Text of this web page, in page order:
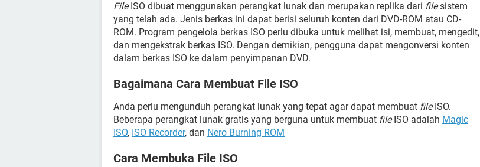
FileISO dibuat menggunakan perangkat lunak dan merupakan replika dari filesistem
yang telah ada. Jenis berkas ini dapat berisi seluruh konten dari DVD-ROM atau CD-
ROM. Program pengelola berkas ISO perlu dibuka untuk melihat isi, membuat, mengedit,
dan mengekstrak berkas ISO. Dengan demikian, pengguna dapat mengonversi konten
dalam berkas ISO ke dalam penyimpanan DVD.
Bagaimana Cara Membuat File ISO
Anda perlu mengunduh perangkat lunak yang tepat agar dapat membuat fileISO.
Beberapa perangkat lunak gratis yang berguna untuk membuat fileISO adalah Magic
ISO, ISO Recorder, dan Nero Burning ROM
Cara Membuka File ISO